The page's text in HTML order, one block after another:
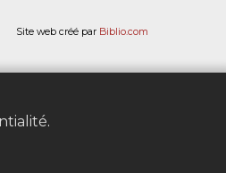
.
Site web créé par Biblio.com